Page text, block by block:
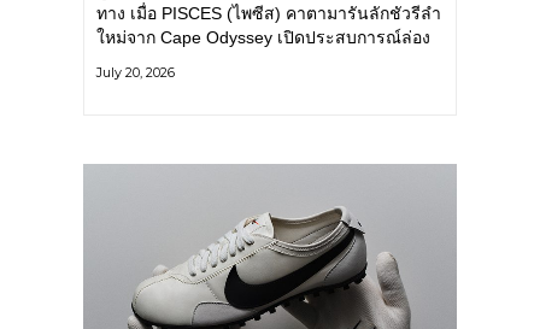
ทาง เมื่อ PISCES (ไพซีส) คาตามารันลักชัวรีลำ
ใหม่จาก Cape Odyssey เปิดประสบการณ์ล่อง
ไป ผสานความสะดวกสบายแบบโรงแรมระดับ
July 20, 2026